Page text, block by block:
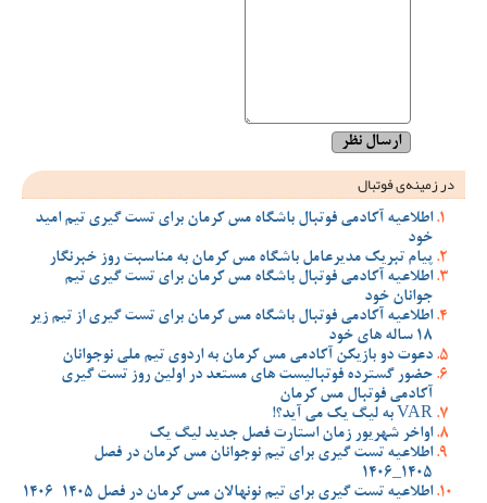
در زمینه‌ی فوتبال
اطلاعیه آکادمی فوتبال باشگاه مس کرمان برای تست گیری تیم امید
خود
پیام تبریک مدیرعامل باشگاه مس کرمان به مناسبت روز خبرنگار
اطلاعیه آکادمی فوتبال باشگاه مس کرمان برای تست گیری تیم
جوانان خود
اطلاعیه آکادمی فوتبال باشگاه مس کرمان برای تست گیری از تیم زیر
18 ساله های خود
دعوت دو بازیکن آکادمی مس کرمان به اردوی تیم ملی نوجوانان
حضور گسترده فوتبالیست های مستعد در اولین روز تست گیری
آکادمی فوتبال مس کرمان
VAR به لیگ یک می آید؟!
اواخر شهریور زمان استارت فصل جدید لیگ یک
اطلاعیه تست گیری برای تیم نوجوانان مس کرمان در فصل
1405_1406
اطلاعیه تست گیری برای تیم نونهالان مس کرمان در فصل 1405-1406